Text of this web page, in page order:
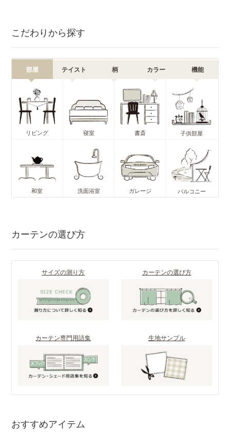
こだわりから探す
部屋 テイスト 柄 カラー 機能
リビング 寝室 書斎 子供部屋
和室 洗面浴室 ガレージ バルコニー
カーテンの選び方
サイズの測り方 カーテンの選び方
カーテン専門用語集 生地サンプル
おすすめアイテム